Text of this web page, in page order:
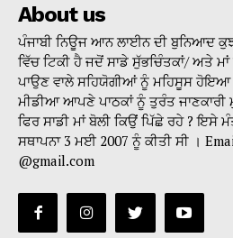
About us
ਪੰਜਾਬੀ ਨਿਊਜ ਆਨ ਲਾਈਨ ਦੀ ਬੁਨਿਆਦ
ਵਿੱਚ ਟਿਕੀ ਹੈ ਜਦੋਂ ਸਾਡੇ ਸੁੱਭਚਿੰਤਕਾਂ/ ਅਤੇ
ਪਾਉਣ ਵਾਲੇ ਸਹਿਯੋਗੀਆਂ ਨੂੰ ਮਹਿਸੂਸ
ਮੀਡੀਆ ਆਪਣੇ ਪਾਠਕਾਂ ਨੂੰ ਤੁਰੰਤ ਜਾਣਕਾਰੀ
ਫਿਰ ਸਾਡੀ ਮਾਂ ਬੋਲੀ ਕਿਉਂ ਪਿੱਛੇ ਰਹੇ ?
ਸਥਾਪਨਾ 3 ਮਈ 2007 ਨੂੰ ਕੀਤੀ ਸੀ ।
@gmail.com